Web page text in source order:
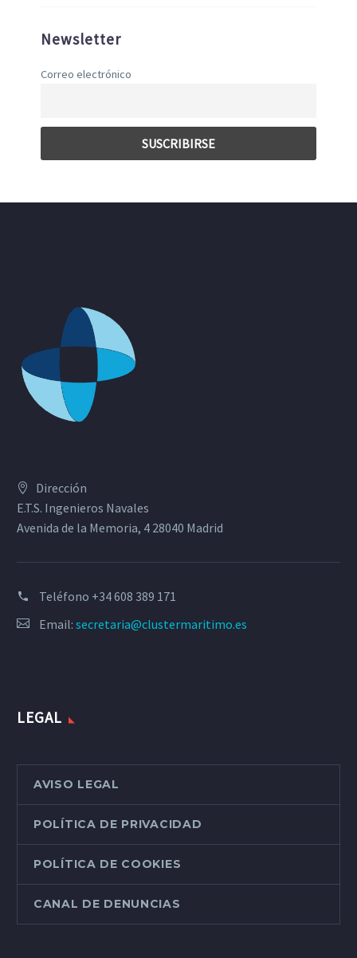
Newsletter
Correo electrónico
Dirección
E.T.S. Ingenieros Navales
Avenida de la Memoria, 4 28040 Madrid
Teléfono +34 608 389 171
Email: secretaria@clustermaritimo.es
LEGAL
AVISO LEGAL
POLÍTICA DE PRIVACIDAD
POLÍTICA DE COOKIES
CANAL DE DENUNCIAS